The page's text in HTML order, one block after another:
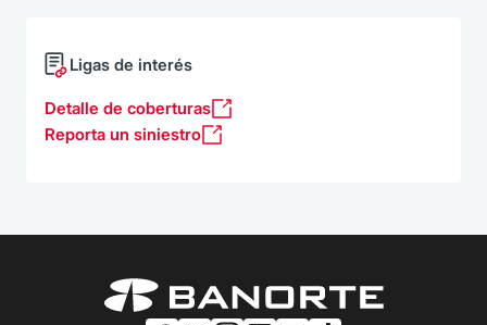
Ligas de interés
Detalle de coberturas
Reporta un siniestro